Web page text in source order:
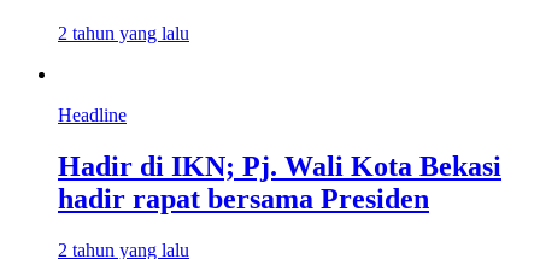
2 tahun yang lalu
Headline
Hadir di IKN; Pj. Wali Kota Bekasi
hadir rapat bersama Presiden
2 tahun yang lalu